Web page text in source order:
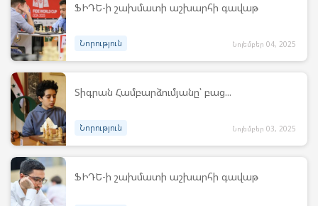
ՖԻԴԵ-ի շախմատի աշխարհի գավաթ
Նորություն Նոյեմբեր 04, 2025
Տիգրան Համբարձումյանը՝ բաց...
Նորություն Նոյեմբեր 03, 2025
ՖԻԴԵ-ի շախմատի աշխարհի գավաթ